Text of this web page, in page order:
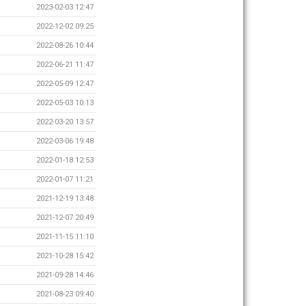
2023-02-03 12:47
2022-12-02 09:25
2022-08-26 10:44
2022-06-21 11:47
2022-05-09 12:47
2022-05-03 10:13
2022-03-20 13:57
2022-03-06 19:48
2022-01-18 12:53
2022-01-07 11:21
2021-12-19 13:48
2021-12-07 20:49
2021-11-15 11:10
2021-10-28 15:42
2021-09-28 14:46
2021-08-23 09:40